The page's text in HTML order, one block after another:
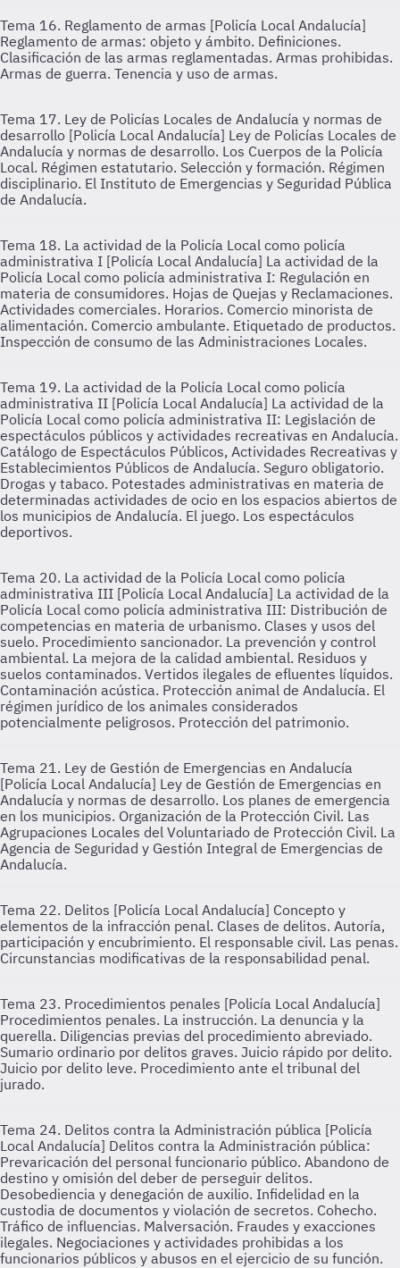
Tema 16. Reglamento de armas [Policía Local Andalucía]
Reglamento de armas: objeto y ámbito. Definiciones.
Clasificación de las armas reglamentadas. Armas prohibidas.
Armas de guerra. Tenencia y uso de armas.
Tema 17. Ley de Policías Locales de Andalucía y normas de
desarrollo [Policía Local Andalucía] Ley de Policías Locales de
Andalucía y normas de desarrollo. Los Cuerpos de la Policía
Local. Régimen estatutario. Selección y formación. Régimen
disciplinario. El Instituto de Emergencias y Seguridad Pública
de Andalucía.
Tema 18. La actividad de la Policía Local como policía
administrativa I [Policía Local Andalucía] La actividad de la
Policía Local como policía administrativa I: Regulación en
materia de consumidores. Hojas de Quejas y Reclamaciones.
Actividades comerciales. Horarios. Comercio minorista de
alimentación. Comercio ambulante. Etiquetado de productos.
Inspección de consumo de las Administraciones Locales.
Tema 19. La actividad de la Policía Local como policía
administrativa II [Policía Local Andalucía] La actividad de la
Policía Local como policía administrativa II: Legislación de
espectáculos públicos y actividades recreativas en Andalucía.
Catálogo de Espectáculos Públicos, Actividades Recreativas y
Establecimientos Públicos de Andalucía. Seguro obligatorio.
Drogas y tabaco. Potestades administrativas en materia de
determinadas actividades de ocio en los espacios abiertos de
los municipios de Andalucía. El juego. Los espectáculos
deportivos.
Tema 20. La actividad de la Policía Local como policía
administrativa III [Policía Local Andalucía] La actividad de la
Policía Local como policía administrativa III: Distribución de
competencias en materia de urbanismo. Clases y usos del
suelo. Procedimiento sancionador. La prevención y control
ambiental. La mejora de la calidad ambiental. Residuos y
suelos contaminados. Vertidos ilegales de efluentes líquidos.
Contaminación acústica. Protección animal de Andalucía. El
régimen jurídico de los animales considerados
potencialmente peligrosos. Protección del patrimonio.
Tema 21. Ley de Gestión de Emergencias en Andalucía
[Policía Local Andalucía] Ley de Gestión de Emergencias en
Andalucía y normas de desarrollo. Los planes de emergencia
en los municipios. Organización de la Protección Civil. Las
Agrupaciones Locales del Voluntariado de Protección Civil. La
Agencia de Seguridad y Gestión Integral de Emergencias de
Andalucía.
Tema 22. Delitos [Policía Local Andalucía] Concepto y
elementos de la infracción penal. Clases de delitos. Autoría,
participación y encubrimiento. El responsable civil. Las penas.
Circunstancias modificativas de la responsabilidad penal.
Tema 23. Procedimientos penales [Policía Local Andalucía]
Procedimientos penales. La instrucción. La denuncia y la
querella. Diligencias previas del procedimiento abreviado.
Sumario ordinario por delitos graves. Juicio rápido por delito.
Juicio por delito leve. Procedimiento ante el tribunal del
jurado.
Tema 24. Delitos contra la Administración pública [Policía
Local Andalucía] Delitos contra la Administración pública:
Prevaricación del personal funcionario público. Abandono de
destino y omisión del deber de perseguir delitos.
Desobediencia y denegación de auxilio. Infidelidad en la
custodia de documentos y violación de secretos. Cohecho.
Tráfico de influencias. Malversación. Fraudes y exacciones
ilegales. Negociaciones y actividades prohibidas a los
funcionarios públicos y abusos en el ejercicio de su función.